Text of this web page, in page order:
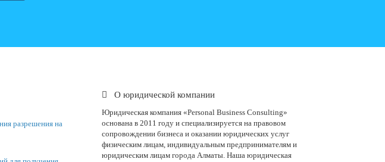
разрешения на
О юридической компании
Юридическая компания «Personal Business Consulting»
основана в 2011 году и специализируется на правовом
сопровождении бизнеса и оказании юридических услуг
физическим лицам, индивидуальным предпринимателям и
юридическим лицам города Алматы. Наша юридическая